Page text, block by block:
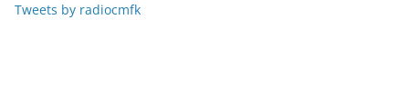
Tweets by radiocmfk